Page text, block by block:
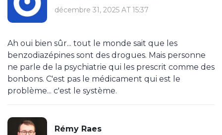
décembre 31, 2025 AT 15:37
Ah oui bien sûr... tout le monde sait que les
benzodiazépines sont des drogues. Mais personne
ne parle de la psychiatrie qui les prescrit comme des
bonbons. C'est pas le médicament qui est le
problème... c'est le système.
Rémy Raes